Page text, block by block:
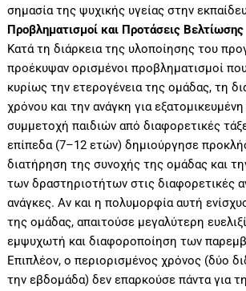
σημασία της ψυχικής υγείας στην
Προβληματισμοί και Προτάσεις Βελτίωσης
Κατά τη διάρκεια της υλοποίησης του
προέκυψαν ορισμένοι προβληματισμοί
κυρίως την ετερογένεια της ομάδας, τη
χρόνου και την ανάγκη για
συμμετοχή παιδιών από διαφορετικές
επίπεδα (7–12 ετών) δημιούργησε
διατήρηση της συνοχής της ομάδας και
των δραστηριοτήτων στις διαφορετικές
ανάγκες. Αν και η πολυμορφία αυτή
της ομάδας, απαιτούσε μεγαλύτερη
εμψυχωτή και διαφοροποίηση των
Επιπλέον, ο περιορισμένος χρόνος (δύο
την εβδομάδα) δεν επαρκούσε πάντα για